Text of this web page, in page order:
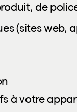
de
(sites web,
à votre